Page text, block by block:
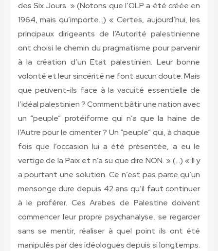
des Six Jours. » (Notons que l’OLP a été créée en
1964, mais qu’importe…) « Certes, aujourd’hui, les
principaux dirigeants de l’Autorité palestinienne
ont choisi le chemin du pragmatisme pour parvenir
à la création d’un Etat palestinien. Leur bonne
volonté et leur sincérité ne font aucun doute. Mais
que peuvent-ils face à la vacuité essentielle de
l’idéal palestinien ? Comment bâtir une nation avec
un “peuple” protéiforme qui n’a que la haine de
l’Autre pour le cimenter ? Un “peuple” qui, à chaque
fois que l’occasion lui a été présentée, a eu le
vertige de la Paix et n’a su que dire NON. » (…) « Il y
a pourtant une solution. Ce n’est pas parce qu’un
mensonge dure depuis 42 ans qu’il faut continuer
à le proférer. Ces Arabes de Palestine doivent
commencer leur propre psychanalyse, se regarder
sans se mentir, réaliser à quel point ils ont été
manipulés par des idéologues depuis si longtemps.